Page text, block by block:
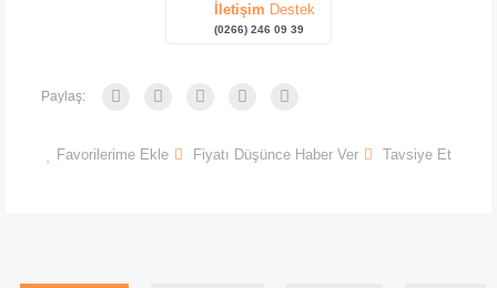
İletişim Destek
(0266) 246 09 39
Paylaş:
Favorilerime Ekle Fiyatı Düşünce Haber Ver Tavsiye Et